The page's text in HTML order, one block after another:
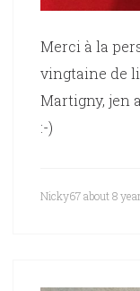
Merci à la
vingtaine de
Martigny, jen
:-)
Nicky67about 8